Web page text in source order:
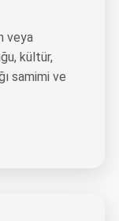
veya
kültür,
samimi ve